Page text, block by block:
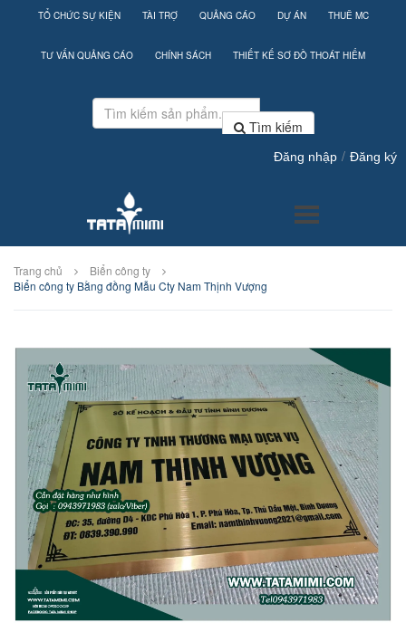
TỔ CHỨC SỰ KIỆN TÀI TRỢ QUẢNG CÁO DỰ ÁN THUÊ MC
TƯ VẤN QUẢNG CÁO CHÍNH SÁCH THIẾT KẾ SƠ ĐỒ THOÁT HIỂM
Tìm kiếm
Đăng nhập / Đăng ký
Trang chủ
Biển công ty
Biển công ty Bằng đồng Mẫu Cty Nam Thịnh Vượng